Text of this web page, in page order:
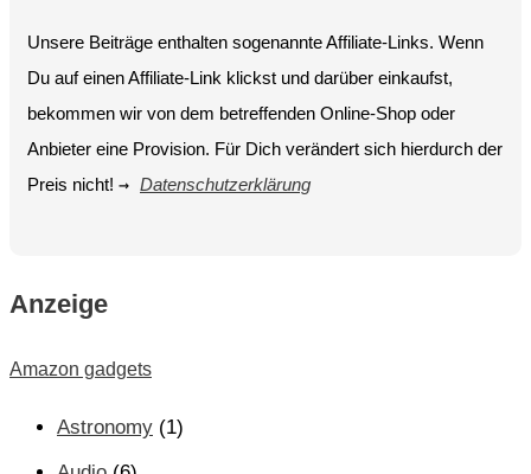
Unsere Beiträge enthalten sogenannte Affiliate-Links. Wenn
Du auf einen Affiliate-Link klickst und darüber einkaufst,
bekommen wir von dem betreffenden Online-Shop oder
Anbieter eine Provision. Für Dich verändert sich hierdurch der
Preis nicht! → Datenschutzerklärung
Anzeige
Amazon gadgets
Astronomy (1)